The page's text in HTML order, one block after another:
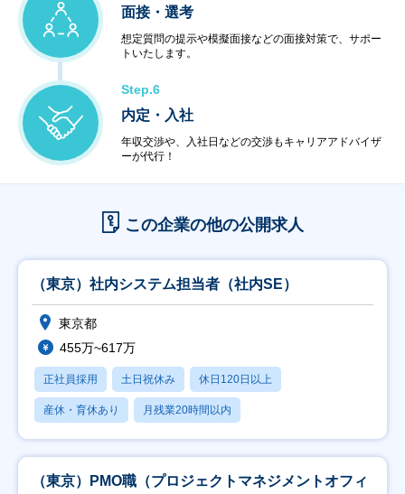
面接・選考
想定質問の提示や模擬面接などの面接対策で、サポー
トいたします。
Step.6
内定・入社
年収交渉や、入社日などの交渉もキャリアアドバイザ
ーが代行！
この企業の他の公開求人
（東京）社内システム担当者（社内SE）
東京都
455万~617万
正社員採用 土日祝休み 休日120日以上
産休・育休あり 月残業20時間以内
（東京）PMO職（プロジェクトマネジメントオフィ